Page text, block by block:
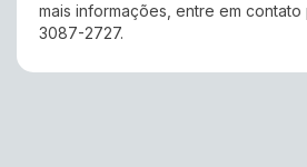
mais informações, entre em
3087-2727.